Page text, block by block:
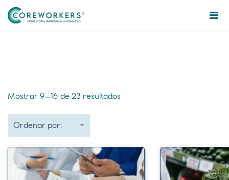
Mostrar 9–16 de 23 resultados